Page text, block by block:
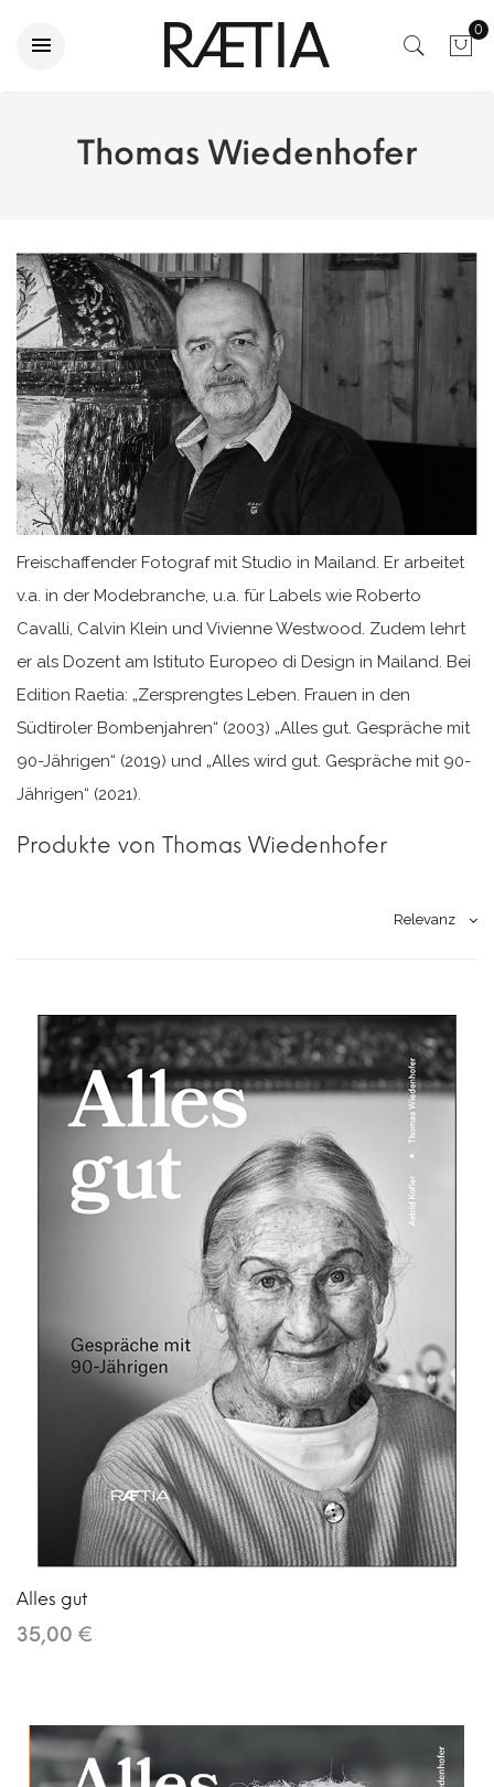
0
Thomas Wiedenhofer
Freischaffender Fotograf mit Studio in Mailand. Er arbeitet
v.a. in der Modebranche, u.a. für Labels wie Roberto
Cavalli, Calvin Klein und Vivienne Westwood. Zudem lehrt
er als Dozent am Istituto Europeo di Design in Mailand. Bei
Edition Raetia: „Zersprengtes Leben. Frauen in den
Südtiroler Bombenjahren“ (2003) „Alles gut. Gespräche mit
90-Jährigen“ (2019) und „Alles wird gut. Gespräche mit 90-
Jährigen“ (2021).
Produkte von Thomas Wiedenhofer
Relevanz
Alles gut
35,00 €